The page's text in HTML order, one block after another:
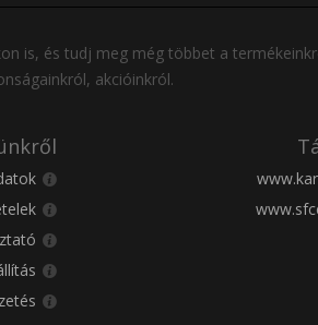
is, és tudj meg még többet a
akcióinkról.